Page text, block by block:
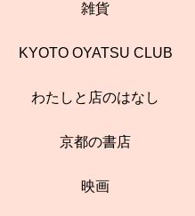
雑貨
KYOTO OYATSU CLUB
わたしと店のはなし
京都の書店
映画